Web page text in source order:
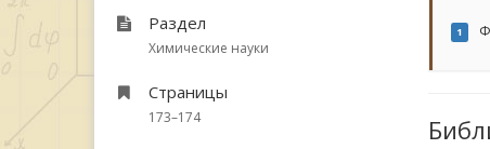
Раздел
Химические науки
Страницы
173–174
1